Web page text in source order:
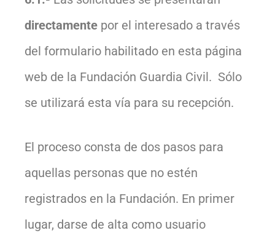
directamente por el interesado a través
del formulario habilitado en esta página
web de la Fundación Guardia Civil. Sólo
se utilizará esta vía para su recepción.
El proceso consta de dos pasos para
aquellas personas que no estén
registrados en la Fundación. En primer
lugar, darse de alta como usuario